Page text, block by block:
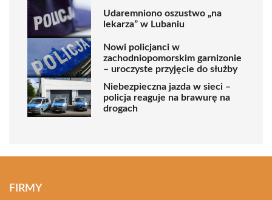
Udaremniono oszustwo „na
lekarza” w Lubaniu
Nowi policjanci w
zachodniopomorskim garnizonie
– uroczyste przyjęcie do służby
Niebezpieczna jazda w sieci –
policja reaguje na brawurę na
drogach
FIRMY